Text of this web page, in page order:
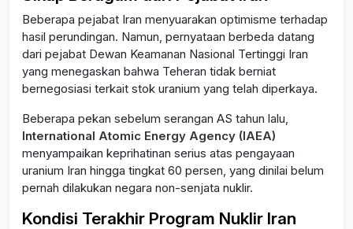
Beberapa pejabat Iran menyuarakan optimisme terhadap
hasil perundingan. Namun, pernyataan berbeda datang
dari pejabat Dewan Keamanan Nasional Tertinggi Iran
yang menegaskan bahwa Teheran tidak berniat
bernegosiasi terkait stok uranium yang telah diperkaya.
Beberapa pekan sebelum serangan AS tahun lalu,
International Atomic Energy Agency (IAEA)
menyampaikan keprihatinan serius atas pengayaan
uranium Iran hingga tingkat 60 persen, yang dinilai belum
pernah dilakukan negara non-senjata nuklir.
Kondisi Terakhir Program Nuklir Iran